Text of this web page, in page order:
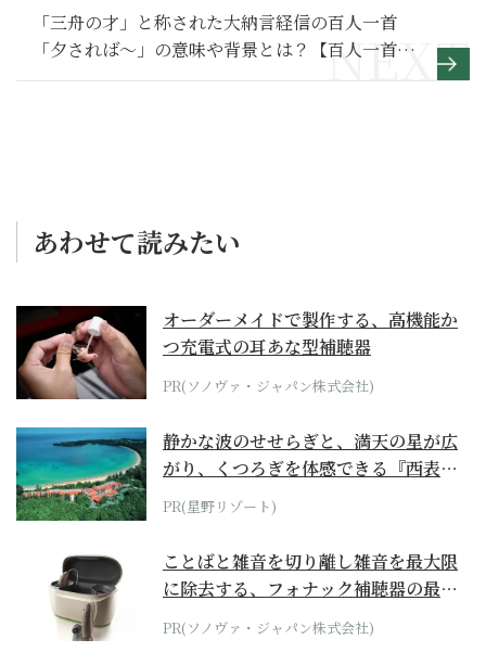
「三舟の才」と称された大納言経信の百人一首
「夕されば～」の意味や背景とは？【百人一首入
門】
あわせて読みたい
オーダーメイドで製作する、高機能か
つ充電式の耳あな型補聴器
PR(ソノヴァ・ジャパン株式会社)
静かな波のせせらぎと、満天の星が広
がり、くつろぎを体感できる『西表島
ホテル by...
PR(星野リゾート)
ことばと雑音を切り離し雑音を最大限
に除去する、フォナック補聴器の最上
位モデル
PR(ソノヴァ・ジャパン株式会社)